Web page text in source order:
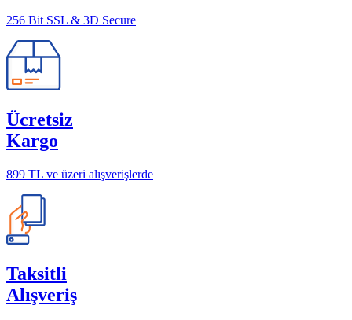
256 Bit SSL & 3D Secure
Ücretsiz
Kargo
899 TL ve üzeri alışverişlerde
Taksitli
Alışveriş